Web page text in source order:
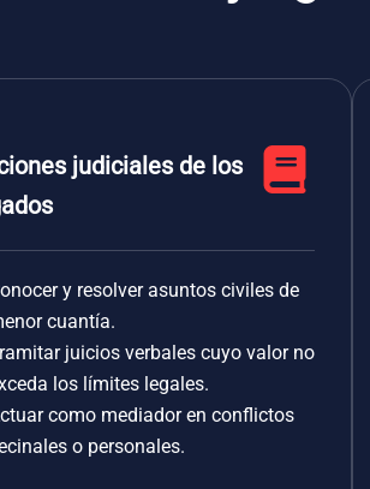
judiciales de los
y resolver asuntos civiles de
cuantía.
juicios verbales cuyo valor no
los límites legales.
como mediador en conflictos
o personales.